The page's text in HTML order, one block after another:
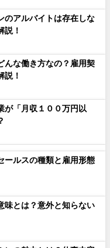
のアルバイトは存在しな
説！
んな働き方なの？雇用契
説！
が「月収１００万円以
ールスの種類と雇用形態
味とは？意外と知らない